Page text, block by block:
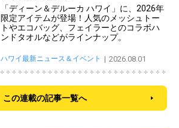
「ディーン＆デルーカ ハワイ」に、2026年
限定アイテムが登場！人気のメッシュトー
トやエコバッグ、フェイラーとのコラボハ
ンドタオルなどがラインナップ。
ハワイ最新ニュース＆イベント 2026.08.01
この連載の記事一覧へ